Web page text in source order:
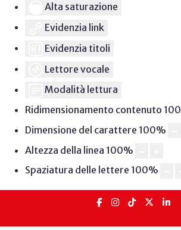
Alta saturazione
Evidenzia link
Evidenzia titoli
Lettore vocale
Modalità lettura
Ridimensionamento contenuto 100
Dimensione del carattere 100%
Altezza della linea 100%
Spaziatura delle lettere 100%